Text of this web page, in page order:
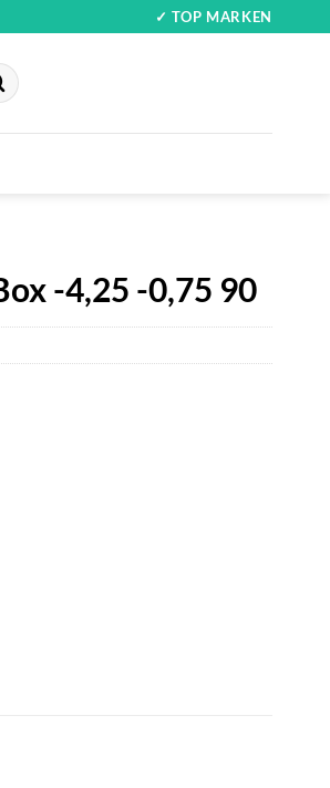
✓ TOP MARKEN
-4,25 -0,75 90